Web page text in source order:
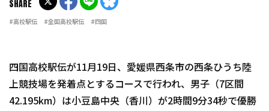
#高校駅伝 #全国高校駅伝 #四国
SHARE
四国高校駅伝が11月19日、愛媛県西条市の西条ひうち陸
上競技場を発着点とするコースで行われ、男子（7区間
42.195km）は小豆島中央（香川）が2時間9分34秒で優勝